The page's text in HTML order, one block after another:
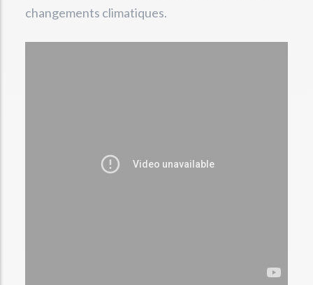
changements climatiques.